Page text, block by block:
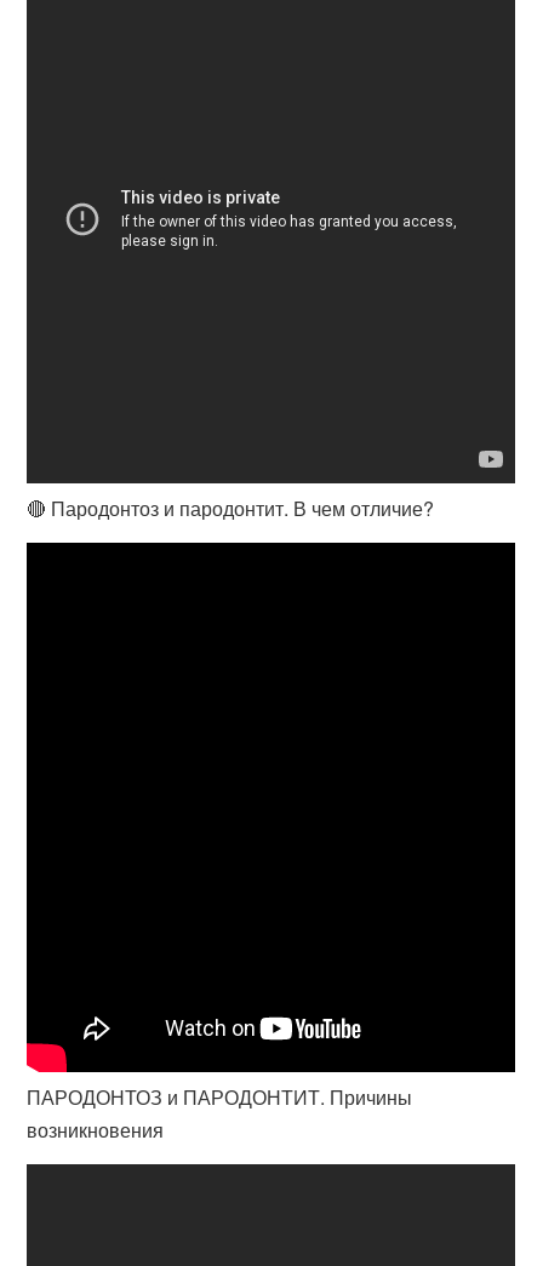
🔴 Пародонтоз и пародонтит. В чем отличие?
ПАРОДОНТОЗ и ПАРОДОНТИТ. Причины
возникновения